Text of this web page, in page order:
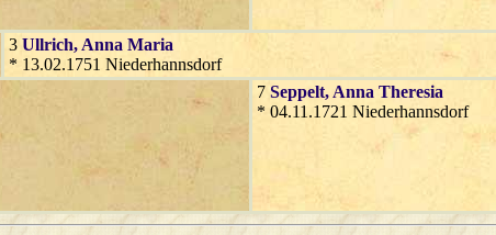
3 Ullrich, Anna Maria
* 13.02.1751 Niederhannsdorf
7 Seppelt, Anna Theresia
* 04.11.1721 Niederhannsdorf